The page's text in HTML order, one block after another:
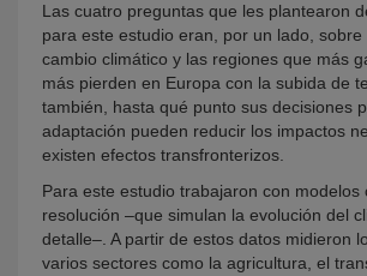
Las cuatro preguntas que les plantearon
para este estudio eran, por un lado, sobre
cambio climático y las regiones que más
más pierden en Europa con la subida de
también, hasta qué punto sus decisiones
adaptación pueden reducir los impactos
existen efectos transfronterizos.
Para este estudio trabajaron con modelos
resolución –que simulan la evolución del
detalle–. A partir de estos datos midieron
varios sectores como la agricultura, el